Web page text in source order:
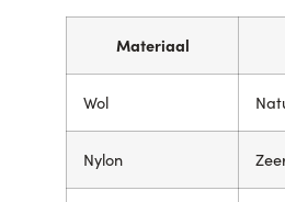
Materiaal
Wol
Nylon